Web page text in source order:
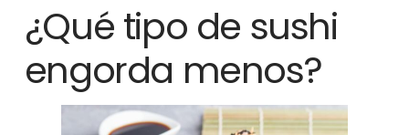
¿Qué tipo de sushi
engorda menos?